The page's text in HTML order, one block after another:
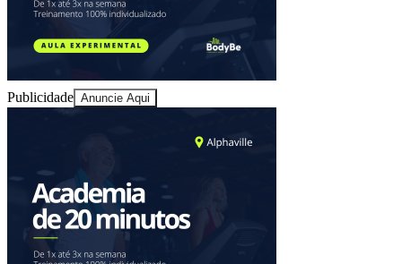
Ceará
Publicidade Anuncie Aqui